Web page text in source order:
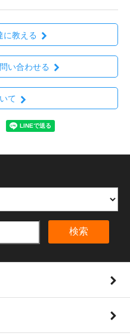
に教える
い合わせる
て
検索